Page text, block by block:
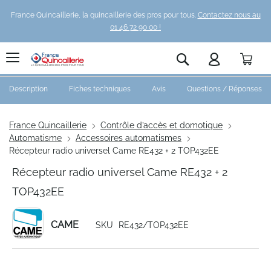
France Quincaillerie, la quincaillerie des pros pour tous. Contactez nous au
01 46 72 90 00 !
Rechercher
France Quincaillerie
Contrôle d’accès et domotique
Automatisme
Accessoires automatismes
Récepteur radio universel Came RE432 + 2 TOP432EE
Récepteur radio universel Came RE432 + 2
TOP432EE
CAME SKU RE432/TOP432EE
Description Fiches techniques Avis Questions / Réponses